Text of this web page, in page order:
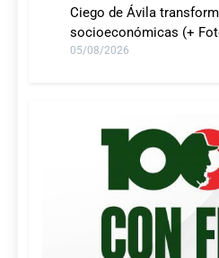
Ciego de Ávila
socioeconómicas (+
05/08/2026